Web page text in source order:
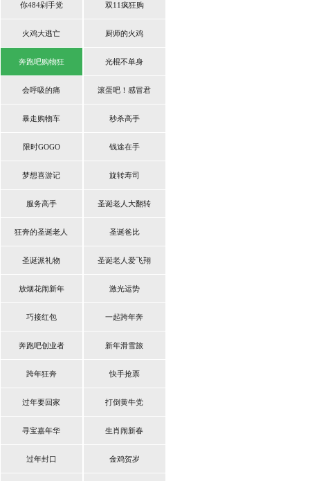
你484剁手党 双11疯狂购
火鸡大逃亡 厨师的火鸡
奔跑吧购物狂 光棍不单身
会呼吸的痛 滚蛋吧！感冒君
暴走购物车 秒杀高手
限时GOGO 钱途在手
梦想喜游记 旋转寿司
服务高手 圣诞老人大翻转
狂奔的圣诞老人 圣诞爸比
圣诞派礼物 圣诞老人爱飞翔
放烟花闹新年 激光运势
巧接红包 一起跨年奔
奔跑吧创业者 新年滑雪旅
跨年狂奔 快手抢票
过年要回家 打倒黄牛党
寻宝嘉年华 生肖闹新春
过年封口 金鸡贺岁